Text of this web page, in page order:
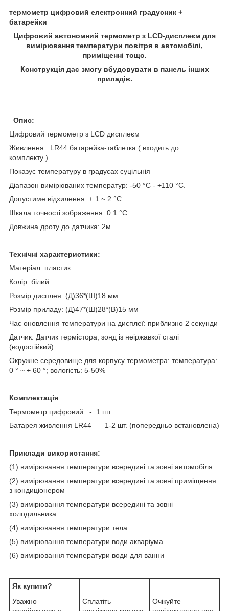
термометр цифровий електронний градусник +
батарейки
Цифровий автономний термометр з LCD-дисплеєм для
вимірювання температури повітря в автомобілі,
приміщенні тощо.
Конструкція дає змогу вбудовувати в панель інших
приладів.
Опис:
Цифровий термометр з LCD дисплеєм
Живлення: LR44 батарейка-таблетка ( входить до
комплекту ).
Показує температуру в градусах суцільнія
Діапазон вимірюваних температур: -50 °C - +110 °C.
Допустиме відхилення: ± 1 ~ 2 °C
Шкала точності зображення: 0.1 °C.
Довжина дроту до датчика: 2м
Технічні характеристики:
Матеріал: пластик
Колір: білий
Розмір дисплея: (Д)36*(Ш)18 мм
Розмір приладу: (Д)47*(Ш)28*(В)15 мм
Час оновлення температури на дисплеї: приблизно 2 секунди
Датчик: Датчик термістора, зонд із неіржавкої сталі
(водостійкий)
Окружне середовище для корпусу термометра: температура:
0 ° ~ + 60 °; вологість: 5-50%
Комплектація
Термометр цифровий
- 1 шт.
Батарея живлення LR44 — 1-2 шт. (попередньо встановлена)
Приклади використання:
(1) вимірювання температури всередині та зовні автомобіля
(2) вимірювання температури всередині та зовні приміщення
з кондиціонером
(3) вимірювання температури всередині та зовні
холодильника
(4) вимірювання температури тела
(5) вимірювання температури води акваріума
(6) вимірювання температури води для ванни
Як купити?
Уважно
Сплатіть
Очікуйте